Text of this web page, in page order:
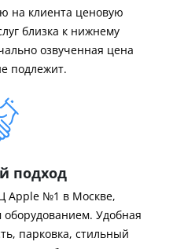
на клиента ценовую
близка к нижнему
озвученная цена
подлежит.
подход
Apple №1 в Москве,
Удобная
парковка, стильный